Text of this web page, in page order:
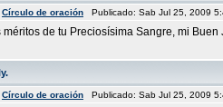
Círculo de oración Publicado: Sab Jul 25, 2009
méritos de tu Preciosísima Sangre, mi
Círculo de oración Publicado: Sab Jul 25, 2009